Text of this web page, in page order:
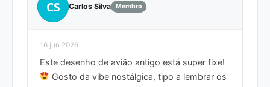
CS Carlos Silva Membro
16 jun 2026
Este desenho de avião antigo está super fixe!
Gosto da vibe nostálgica, tipo a lembrar os